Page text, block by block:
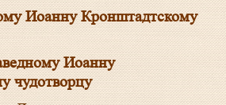
чудотворцу